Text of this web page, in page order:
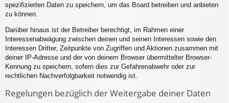
spezifizierten Daten zu speichern, um das Board betreiben und anbieten
zu können.
Darüber hinaus ist der Betreiber berechtigt, im Rahmen einer
Interessenabwägung zwischen deinen und seinen Interessen sowie den
Interessen Dritter, Zeitpunkte von Zugriffen und Aktionen zusammen mit
deiner IP-Adresse und der von deinem Browser übermittelter Browser-
Kennung zu speichern, sofern dies zur Gefahrenabwehr oder zur
rechtlichen Nachverfolgbarkeit notwendig ist.
Regelungen bezüglich der Weitergabe deiner Daten